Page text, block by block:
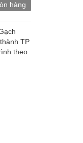
hàng
TP
theo